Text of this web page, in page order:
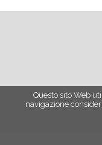
Questo sito Web
navigazione